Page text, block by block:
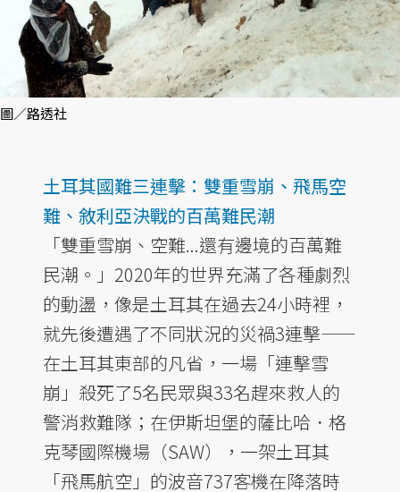
圖／路透社
土耳其國難三連擊：雙重雪崩、飛馬空
難、敘利亞決戰的百萬難民潮
「雙重雪崩、空難...還有邊境的百萬難
民潮。」2020年的世界充滿了各種劇烈
的動盪，像是土耳其在過去24小時裡，
就先後遭遇了不同狀況的災禍3連擊——
在土耳其東部的凡省，一場「連擊雪
崩」殺死了5名民眾與33名趕來救人的
警消救難隊；在伊斯坦堡的薩比哈．格
克琴國際機場（SAW），一架土耳其
「飛馬航空」的波音737客機在降落時